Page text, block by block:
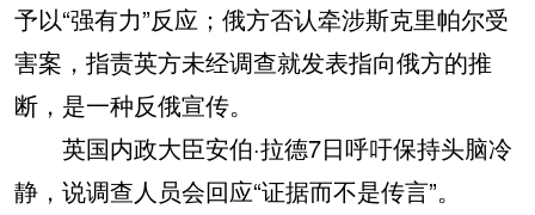
予以“强有力”反应；俄方否认牵涉斯克里帕尔受
害案，指责英方未经调查就发表指向俄方的推
断，是一种反俄宣传。
英国内政大臣安伯·拉德7日呼吁保持头脑冷
静，说调查人员会回应“证据而不是传言”。